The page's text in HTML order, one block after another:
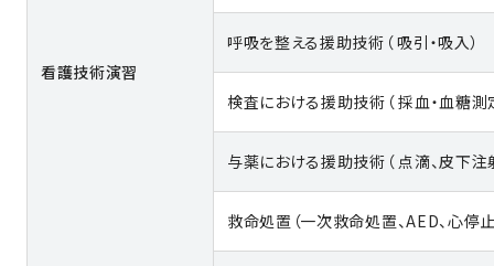
看護技術演習
呼吸を整える援助技術（ 吸引・吸入）
検査における援助技術（ 採血・血糖測
与薬における援助技術（ 点滴、皮下注
救命処置（一次救命処置、AED、心停